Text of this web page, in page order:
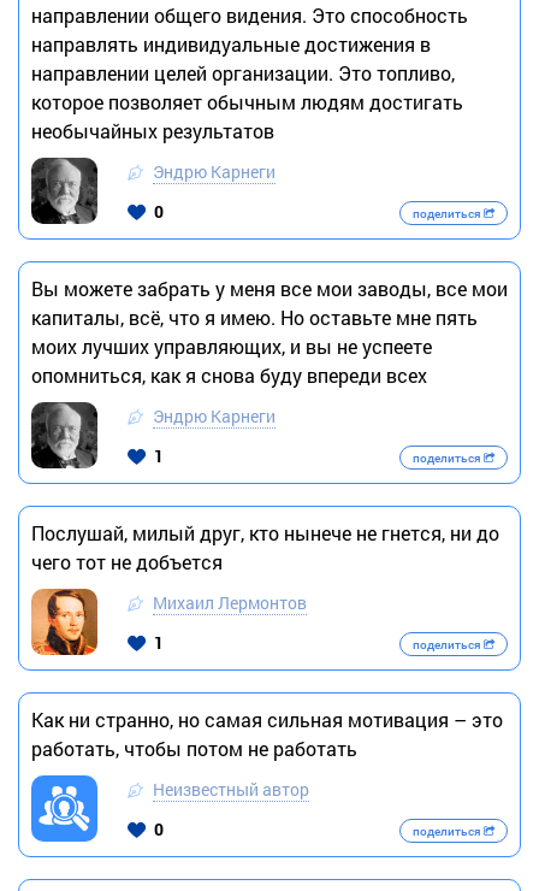
направлении общего видения. Это способность
направлять индивидуальные достижения в
направлении целей организации. Это топливо,
которое позволяет обычным людям достигать
необычайных результатов
Эндрю Карнеги
0
поделиться
Вы можете забрать у меня все мои заводы, все мои
капиталы, всё, что я имею. Но оставьте мне пять
моих лучших управляющих, и вы не успеете
опомниться, как я снова буду впереди всех
Эндрю Карнеги
1
поделиться
Послушай, милый друг, кто нынече не гнется, ни до
чего тот не добъется
Михаил Лермонтов
1
поделиться
Как ни странно, но самая сильная мотивация – это
работать, чтобы потом не работать
Неизвестный автор
0
поделиться